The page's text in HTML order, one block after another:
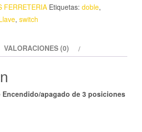
FERRETERIA Etiquetas: doble,
, switch
VALORACIONES (0)
apagado de 3 posiciones